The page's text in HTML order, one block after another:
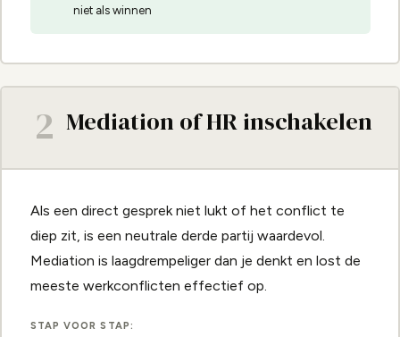
niet als winnen
2 Mediation of HR inschakelen
Als een direct gesprek niet lukt of het conflict te
diep zit, is een neutrale derde partij waardevol.
Mediation is laagdrempeliger dan je denkt en lost de
meeste werkconflicten effectief op.
STAP VOOR STAP: